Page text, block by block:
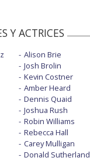
Y ACTRICES
Alison Brie
Josh Brolin
Kevin Costner
Amber Heard
Dennis Quaid
Joshua Rush
Robin Williams
Rebecca Hall
Carey Mulligan
Donald Sutherland